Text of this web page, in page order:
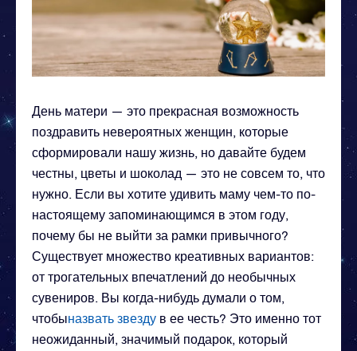
День матери — это прекрасная возможность
поздравить невероятных женщин, которые
сформировали нашу жизнь, но давайте будем
честны, цветы и шоколад — это не совсем то, что
нужно. Если вы хотите удивить маму чем-то по-
настоящему запоминающимся в этом году,
почему бы не выйти за рамки привычного?
Существует множество креативных вариантов:
от трогательных впечатлений до необычных
сувениров. Вы когда-нибудь думали о том,
чтобыназвать звезду в ее честь? Это именно тот
неожиданный, значимый подарок, который